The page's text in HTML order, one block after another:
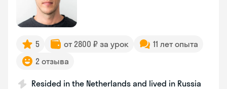
5 от 2800 ₽ за урок
11 лет опыта
2 отзыва
Resided in the Netherlands and lived in Russia